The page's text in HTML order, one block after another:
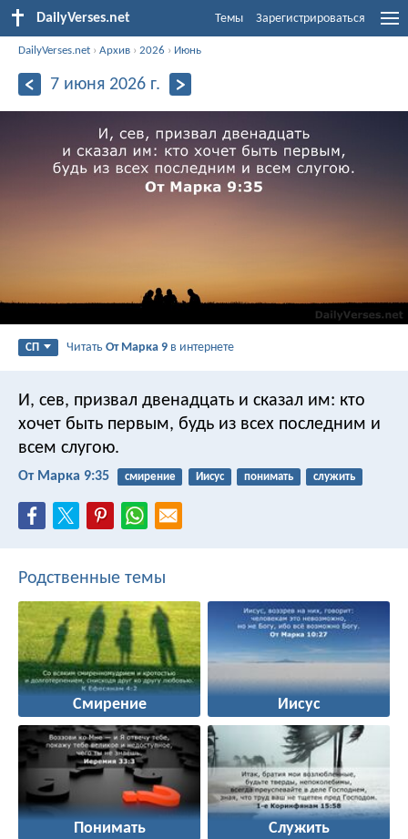
DailyVerses.net Темы Зарегистрироваться
DailyVerses.net ›Архив ›2026 › Июнь
7 июня 2026 г.
СП ЧитатьОт Марка 9 в интернете
И, сев, призвал двенадцать и сказал им: кто
хочет быть первым, будь из всех последним и
всем слугою.
От Марка 9:35 смирение Иисус понимать служить
Родственные темы
Смирение Иисус
Понимать Служить